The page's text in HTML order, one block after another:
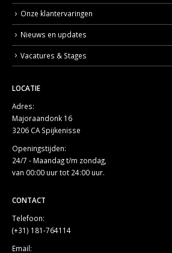
Onze klantervaringen
Nieuws en updates
Vacatures & Stages
LOCATIE
Adres:
Majoraandonk 16
3206 CA Spijkenisse
Openingstijden:
24/7 - Maandag t/m zondag,
van 00:00 uur tot 24:00 uur.
CONTACT
Telefoon:
(+31) 181-764114
Email: